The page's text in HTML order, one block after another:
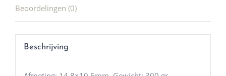
Beoordelingen (0)
Beschrijving